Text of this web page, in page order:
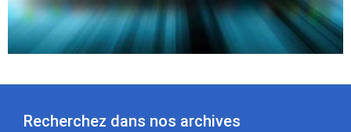
Recherchez dans nos archives